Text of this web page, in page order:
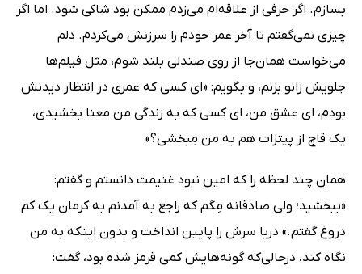
بسازم. اگر حرفی از علاقه‌ام می‌زدم ممکن بود شاکی شود. اما اگر
چیزی نمی‌گفتم تا آخر عمر خودم را سرزنش می‌کردم. دلم
می‌خواست همان‌جا از روی صندلی بلند شوم، مثل فیلم‌ها
جلویش زانو بزنم، و بگویم: «ای کسی که عمری در انتظار دیدنش
بودم، ای عشق من، ای کسی که به زندگی من معنا بخشیدی،
یک‌ قاچ از پیتزات هم به من مِبخشی؟»
همان چند لحظه را که امین نبود غنیمت دانستم و گفتم:
«ببخشید؛ ولی صادقانه مِگم که راجع به آمدنم به کرمان یک کم
دروغ گفتم.» دریا سرش را پایین انداخت و بدون اینکه به من
نگاه کند، درحالی‌که گونه‌هایش کمی قرمز شده بود، گفت: